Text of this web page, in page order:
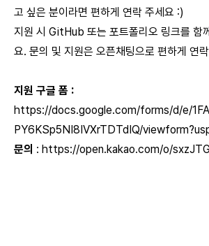
고 싶은 분이라면 편하게 연락 주세요 :)
지원 시 GitHub 또는 포트폴리오 링크를 함
요. 문의 및 지원은 오픈채팅으로 편하게 연
지원 구글 폼 :
https://docs.google.com/forms/d/e/
PY6KSp5NI8IVXrTDTdIQ/
문의 : https://open.kakao.com/o/